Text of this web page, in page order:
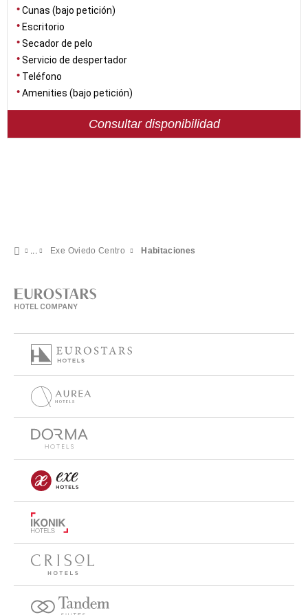
Cunas (bajo petición)
Escritorio
Secador de pelo
Servicio de despertador
Teléfono
Amenities (bajo petición)
Consultar disponibilidad
Exe Oviedo Centro Habitaciones